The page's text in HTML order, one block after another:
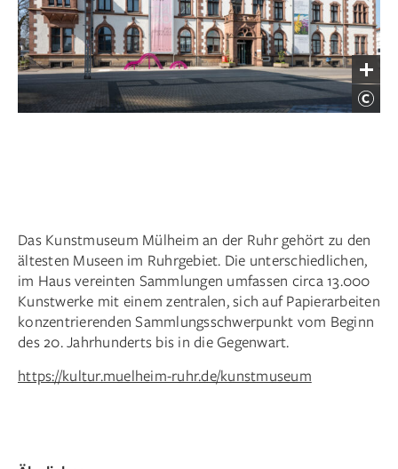
Das Kunstmuseum Mülheim an der Ruhr gehört zu den
ältesten Museen im Ruhrgebiet. Die unterschiedlichen,
im Haus vereinten Sammlungen umfassen circa 13.000
Kunstwerke mit einem zentralen, sich auf Papierarbeiten
konzentrierenden Sammlungsschwerpunkt vom Beginn
des 20. Jahrhunderts bis in die Gegenwart.
https://kultur.muelheim-ruhr.de/kunstmuseum